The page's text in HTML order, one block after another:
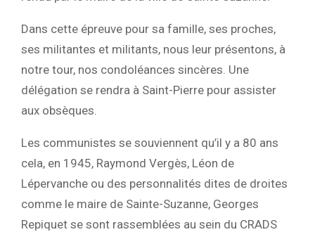
Dans cette épreuve pour sa famille, ses proches,
ses militantes et militants, nous leur présentons, à
notre tour, nos condoléances sincères. Une
délégation se rendra à Saint-Pierre pour assister
aux obsèques.
Les communistes se souviennent qu’il y a 80 ans
cela, en 1945, Raymond Vergès, Léon de
Lépervanche ou des personnalités dites de droites
comme le maire de Sainte-Suzanne, Georges
Repiquet se sont rassemblées au sein du CRADS